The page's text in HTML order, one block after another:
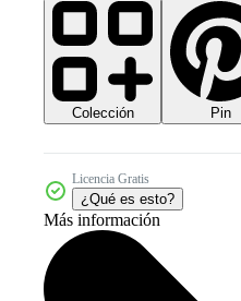
Colección Pin
Licencia Gratis
¿Qué es esto?
Más información